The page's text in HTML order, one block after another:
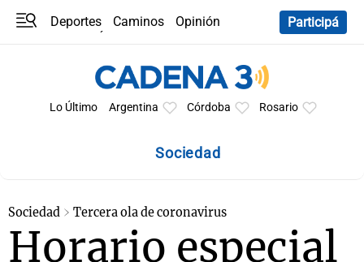
Deportes Caminos
Opinión
Participá
Lo Último Argentina Córdoba Rosario
Sociedad
Sociedad Tercera ola de coronavirus
Horario especial